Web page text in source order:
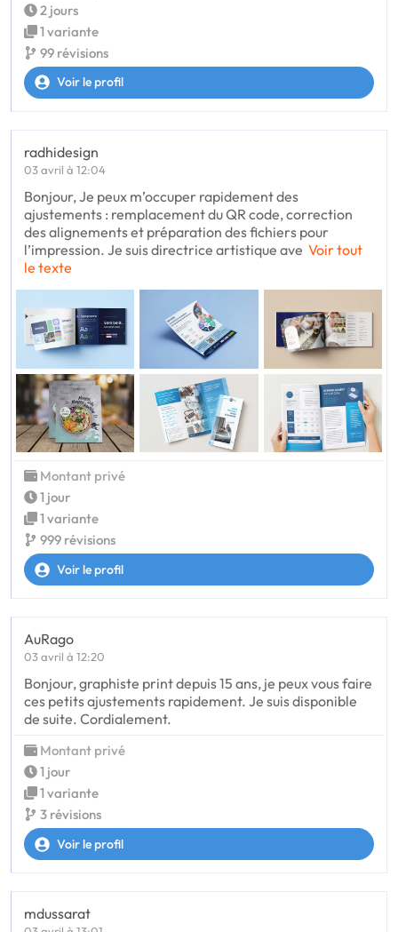
2 jours
1 variante
99 révisions
Voir le profil
radhidesign
03 avril à 12:04
Bonjour, Je peux m’occuper rapidement des
ajustements : remplacement du QR code, correction
des alignements et préparation des fichiers pour
l’impression. Je suis directrice artistique ave Voir tout
le texte
Montant privé
1 jour
1 variante
999 révisions
Voir le profil
AuRago
03 avril à 12:20
Bonjour, graphiste print depuis 15 ans, je peux vous faire
ces petits ajustements rapidement. Je suis disponible
de suite. Cordialement.
Montant privé
1 jour
1 variante
3 révisions
Voir le profil
mdussarat